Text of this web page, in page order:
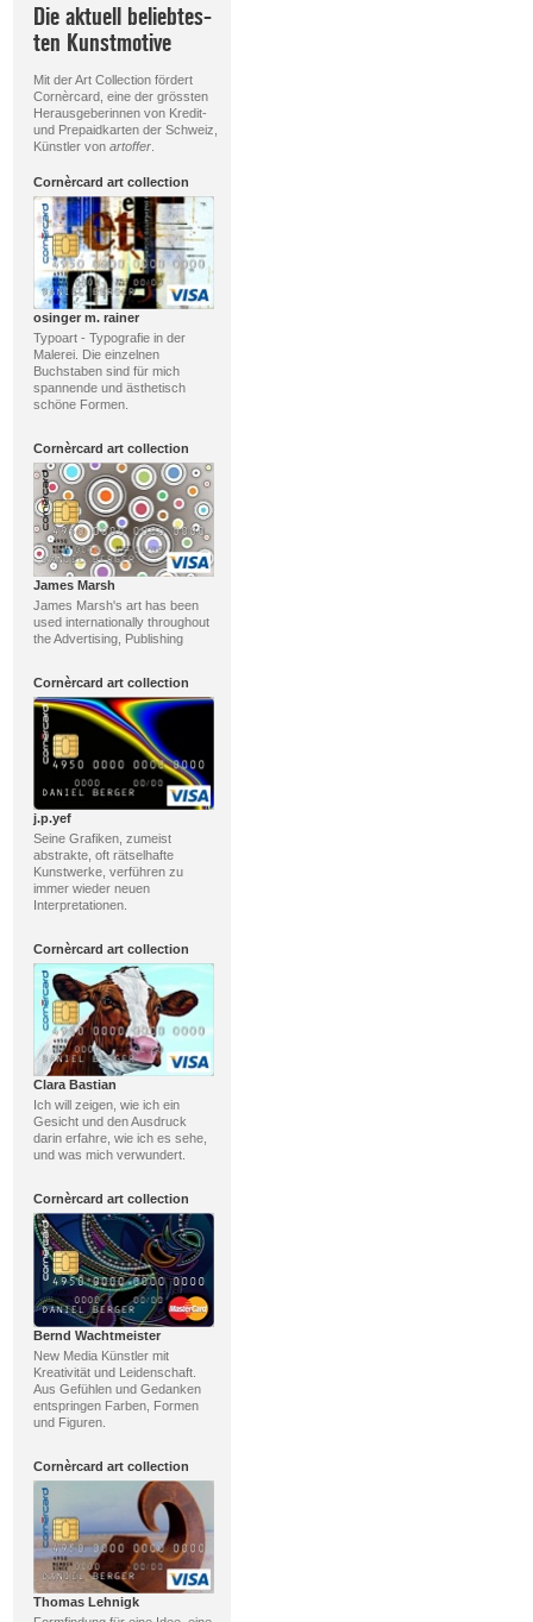
Die aktuell beliebtes-
ten Kunstmotive
Mit der Art Collection fördert
Cornèrcard, eine der grössten
Herausgeberinnen von Kredit-
und Prepaidkarten der Schweiz,
Künstler von artoffer.
Cornèrcard art collection
osinger m. rainer
Typoart - Typografie in der
Malerei. Die einzelnen
Buchstaben sind für mich
spannende und ästhetisch
schöne Formen.
Cornèrcard art collection
James Marsh
James Marsh's art has been
used internationally throughout
the Advertising, Publishing
Cornèrcard art collection
j.p.yef
Seine Grafiken, zumeist
abstrakte, oft rätselhafte
Kunstwerke, verführen zu
immer wieder neuen
Interpretationen.
Cornèrcard art collection
Clara Bastian
Ich will zeigen, wie ich ein
Gesicht und den Ausdruck
darin erfahre, wie ich es sehe,
und was mich verwundert.
Cornèrcard art collection
Bernd Wachtmeister
New Media Künstler mit
Kreativität und Leidenschaft.
Aus Gefühlen und Gedanken
entspringen Farben, Formen
und Figuren.
Cornèrcard art collection
Thomas Lehnigk